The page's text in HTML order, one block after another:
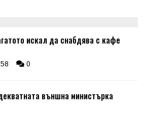
искал да снабдява с кафе
0
външна министърка